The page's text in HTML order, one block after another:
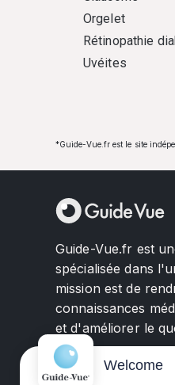
Orgelet
Rétinopathie
Uvéites
*Guide-Vue.fr est le site
Guide-Vue.fr est
spécialisée dans
mission est de
connaissances
et d'améliorer le
Welcome